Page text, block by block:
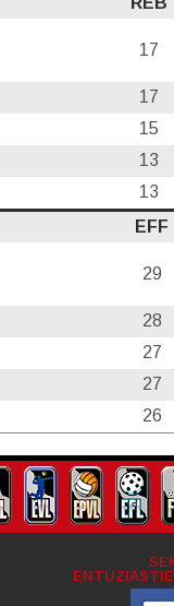
17
17
15
13
13
EFF
29
28
27
27
26